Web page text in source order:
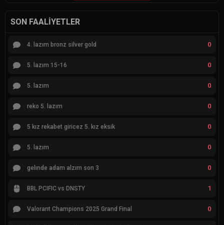
SON FAALIYETLER
4. lazım bronz silver gold 0
5. lazım 15-16 0
5. lazım 0
reko 5. lazım 0
5 kız rekabet giricez 5. kız eksik 0
5. lazım 0
gelınde adam alzım son 3 0
BBL PCIFIC vs DNSTY 1
Valorant Champions 2025 Grand Final 0